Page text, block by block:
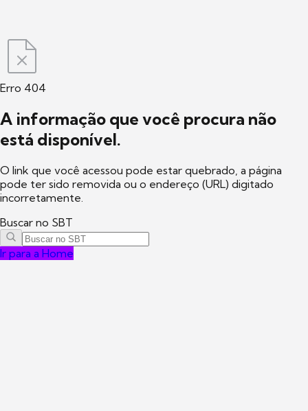
Erro 404
A informação que você procura não
está disponível.
O link que você acessou pode estar quebrado, a página
pode ter sido removida ou o endereço (URL) digitado
incorretamente.
Buscar no SBT
Ir para a Home